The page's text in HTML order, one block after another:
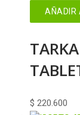
AÑADIR
$ 220.600